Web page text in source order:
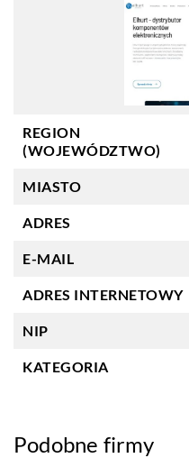
REGION
(WOJEWÓDZTWO)
MIASTO
ADRES
E-MAIL
ADRES INTERNETOWY
NIP
KATEGORIA
Podobne firmy